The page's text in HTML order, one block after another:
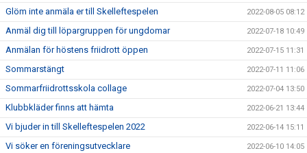
Glöm inte anmäla er till Skelleftespelen 2022-08-05 08:12
Anmäl dig till löpargruppen för ungdomar 2022-07-18 10:49
Anmälan för höstens friidrott öppen 2022-07-15 11:31
Sommarstängt 2022-07-11 11:06
Sommarfriidrottsskola collage 2022-07-04 13:50
Klubbkläder finns att hämta 2022-06-21 13:44
Vi bjuder in till Skelleftespelen 2022 2022-06-14 15:11
Vi söker en föreningsutvecklare 2022-06-10 14:05